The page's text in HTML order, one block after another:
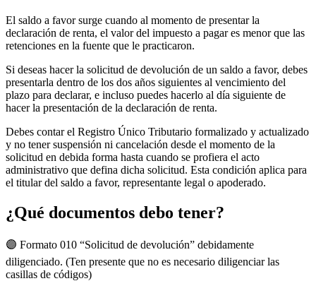
El saldo a favor surge cuando al momento de presentar la
declaración de renta, el valor del impuesto a pagar es menor que las
retenciones en la fuente que le practicaron.
Si deseas hacer la solicitud de devolución de un saldo a favor, debes
presentarla dentro de los dos años siguientes al vencimiento del
plazo para declarar, e incluso puedes hacerlo al día siguiente de
hacer la presentación de la declaración de renta.
Debes contar el Registro Único Tributario formalizado y actualizado
y no tener suspensión ni cancelación desde el momento de la
solicitud en debida forma hasta cuando se profiera el acto
administrativo que defina dicha solicitud. Esta condición aplica para
el titular del saldo a favor, representante legal o apoderado.
¿Qué documentos debo tener?
🟣 Formato 010 “Solicitud de devolución” debidamente
diligenciado. (Ten presente que no es necesario diligenciar las
casillas de códigos)